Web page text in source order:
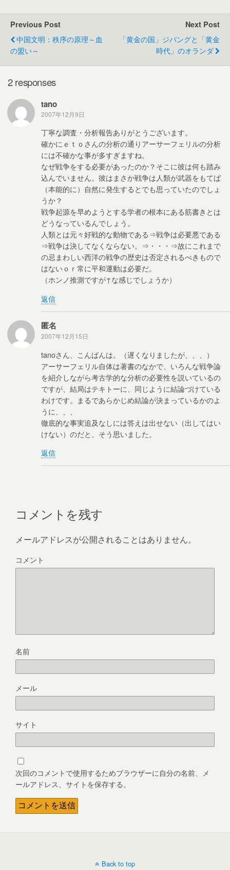
e
b
o
o
k
er
Previous Post
中国文明：秩序の原理～血
の盟い～
Next Post
「黄金の国」ジパングと「黄金
時代」のオランダ
2 responses
tano
2007年12月9日
丁寧な調査・分析報告ありがとうございます。
確かにｅｔｏさんの分析の通りアーサーフェリルの分析
には不確かな事が多すぎますね。
なぜ戦争をする必要があったのか？そこに彼は何も踏み
込んでいません。彼はまさか戦争は人類が武器をもてば
（本能的に）自然に発生するとでも思っていたのでしょ
うか？
戦争起源を早めようとする学者の根本にある筋書きとは
どうなっているんでしょう。
人類とは元々好戦的な動物である⇒戦争は必要悪である
⇒戦争は決してなくならない。⇒・・・⇒故にこれまで
の忌まわしい西洋の戦争の歴史は否定されるべきもので
はないｏｒ常に平和運動は必要だ。
（ホンノ推測ですが↑な感じでしょうか）
返信
匿名
2007年12月15日
tanoさん、こんばんは。（遅くなりましたが、、、）
アーサーフェリル自体は著書のなかで、いろんな戦争論
を紹介しながら考古学的な分析の必要性を説いているの
ですが、結局はテキトーに、同じように結論づけている
わけです。まるであらかじめ結論が決まっているかのよ
うに、、、
徹底的な事実追及なしには答えは出せない（出してはい
けない）のだと、そう思いました。
返信
コメントを残す
メールアドレスが公開されることはありません。
コメント
名前
メール
サイト
次回のコメントで使用するためブラウザーに自分の名前、メ
ールアドレス、サイトを保存する。
Back to top